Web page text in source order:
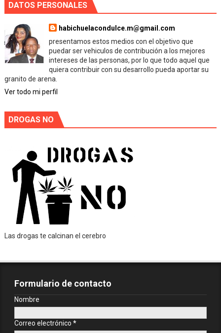
DATOS PERSONALES
habichuelacondulce.m@gmail.com
presentamos estos medios con el objetivo que
puedar ser vehiculos de contribución a los mejores
intereses de las personas, por lo que todo aquel que
quiera contribuir con su desarrollo pueda aportar su
granito de arena.
Ver todo mi perfil
DROGAS NO
Las drogas te calcinan el cerebro
Formulario de contacto
Nombre
Correo electrónico *